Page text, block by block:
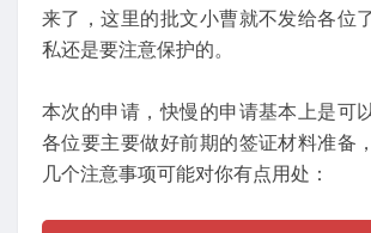
来了，这里的批文小曹就不发给各位
私还是要注意保护的。
本次的申请，快慢的申请基本上是可
各位要主要做好前期的签证材料准备
几个注意事项可能对你有点用处：